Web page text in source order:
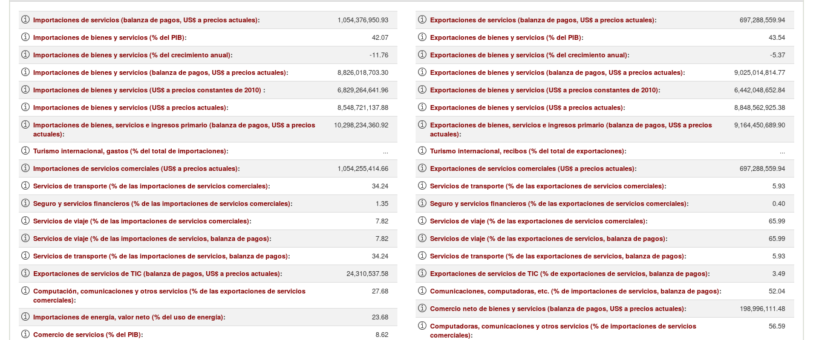
Importaciones de servicios (balanza de pagos, US$ a precios actuales): 1,054,376,950.93
Importaciones de bienes y servicios (% del PIB): 42.07
Importaciones de bienes y servicios (% del crecimiento anual): -11.76
Importaciones de bienes y servicios (balanza de pagos, US$ a precios actuales): 8,826,018,703.30
Importaciones de bienes y servicios (US$ a precios constantes de 2010) : 6,829,264,641.96
Importaciones de bienes y servicios (US$ a precios actuales): 8,548,721,137.88
Importaciones de bienes, servicios e ingresos primario (balanza de pagos, US$ a precios
actuales):
10,298,234,360.92
Turismo internacional, gastos (% del total de importaciones): ...
Importaciones de servicios comerciales (US$ a precios actuales): 1,054,255,414.66
Servicios de transporte (% de las importaciones de servicios comerciales): 34.24
Seguro y servicios financieros (% de las importaciones de servicios comerciales): 1.35
Servicios de viaje (% de las importaciones de servicios comerciales): 7.82
Servicios de viaje (% de las importaciones de servicios, balanza de pagos): 7.82
Servicios de transporte (% de las importaciones de servicios, balanza de pagos): 34.24
Exportaciones de servicios de TIC (balanza de pagos, US$ a precios actuales): 24,310,537.58
Computación, comunicaciones y otros servicios (% de las exportaciones de servicios
comerciales):
27.68
Importaciones de energía, valor neto (% del uso de energía): 23.68
Comercio de servicios (% del PIB): 8.62
Exportaciones de servicios (balanza de pagos, US$ a precios actuales): 697,288,559.94
Exportaciones de bienes y servicios (% del PIB): 43.54
Exportaciones de bienes y servicios (% del crecimiento anual): -5.37
Exportaciones de bienes y servicios (balanza de pagos, US$ a precios actuales): 9,025,014,814.77
Exportaciones de bienes y servicios (US$ a precios constantes de 2010): 6,442,048,652.84
Exportaciones de bienes y servicios (US$ a precios actuales): 8,848,562,925.38
Exportaciones de bienes, servicios e ingresos primario (balanza de pagos, US$ a precios
actuales):
9,164,450,689.90
Turismo internacional, recibos (% del total de exportaciones): ...
Exportaciones de servicios comerciales (US$ a precios actuales): 697,288,559.94
Servicios de transporte (% de las exportaciones de servicios comerciales): 5.93
Seguro y servicios financieros (% de las exportaciones de servicios comerciales): 0.40
Servicios de viaje (% de las exportaciones de servicios comerciales): 65.99
Servicios de viaje (% de las exportaciones de servicios, balanza de pagos): 65.99
Servicios de transporte (% de las exportaciones de servicios, balanza de pagos): 5.93
Exportaciones de servicios de TIC (% de exportaciones de servicios, balanza de pagos): 3.49
Comunicaciones, computadoras, etc. (% de importaciones de servicios, balanza de pagos): 52.04
Comercio neto de bienes y servicios (balanza de pagos, US$ a precios actuales): 198,996,111.48
Computadoras, comunicaciones y otros servicios (% de importaciones de servicios
comerciales):
56.59